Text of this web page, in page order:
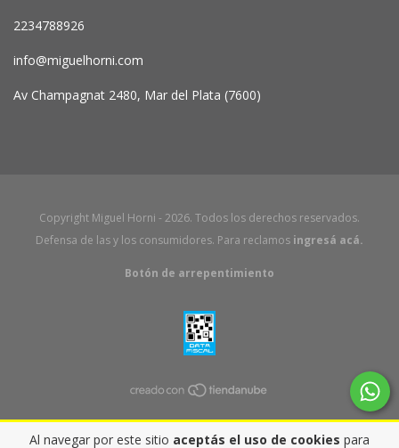
Al navegar por este sitio aceptás el uso de cookies para
2234788926
info@miguelhorni.com
Av Champagnat 2480, Mar del Plata (7600)
Copyright Miguel Horni - 2026. Todos los derechos reservados.
Defensa de las y los consumidores. Para reclamos ingresá acá.
Botón de arrepentimiento